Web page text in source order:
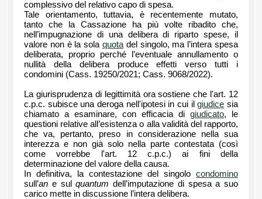
complessivo del relativo capo di spesa.
Tale orientamento, tuttavia, è recentemente mutato,
tanto che la Cassazione ha più volte ribadito che,
nell’impugnazione di una delibera di riparto spese, il
valore non è la sola quota del singolo, ma l’intera spesa
deliberata, proprio perché l’eventuale annullamento o
nullità della delibera produce effetti verso tutti i
condomini (Cass. 19250/2021; Cass. 9068/2022).
La giurisprudenza di legittimità ora sostiene che l'art. 12
c.p.c. subisce una deroga nell'ipotesi in cui ilgiudice sia
chiamato a esaminare, con efficacia di giudicato, le
questioni relative all’esistenza o alla validità del rapporto,
che va, pertanto, preso in considerazione nella sua
interezza e non già solo nella parte contestata (così
come vorrebbe l'art. 12 c.p.c.) ai fini della
determinazione del valore della causa.
In definitiva, la contestazione del singolo condomino
sull’an e sulquantum dell’imputazione di spesa a suo
carico mette in discussione l’intera delibera.